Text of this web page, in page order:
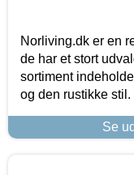
Norliving.dk er en
de har et stort
sortiment
og den rustikke
Se